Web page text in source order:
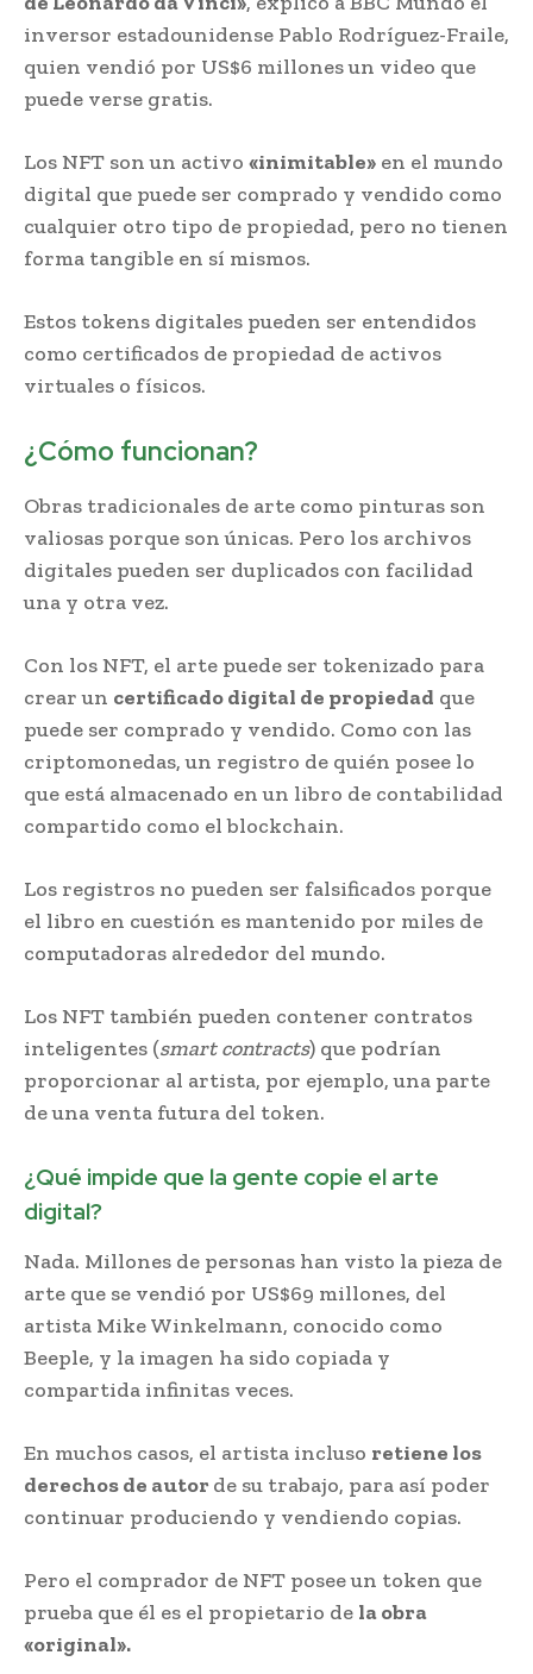
inversor estadounidense Pablo Rodríguez-Fraile,
quien vendió por US$6 millones un video que
puede verse gratis.
Los NFT son un activo «inimitable» en el mundo
digital que puede ser comprado y vendido como
cualquier otro tipo de propiedad, pero no tienen
forma tangible en sí mismos.
Estos tokens digitales pueden ser entendidos
como certificados de propiedad de activos
virtuales o físicos.
¿Cómo funcionan?
Obras tradicionales de arte como pinturas son
valiosas porque son únicas. Pero los archivos
digitales pueden ser duplicados con facilidad
una y otra vez.
Con los NFT, el arte puede ser tokenizado para
crear un certificado digital de propiedad que
puede ser comprado y vendido. Como con las
criptomonedas, un registro de quién posee lo
que está almacenado en un libro de contabilidad
compartido como el blockchain.
Los registros no pueden ser falsificados porque
el libro en cuestión es mantenido por miles de
computadoras alrededor del mundo.
Los NFT también pueden contener contratos
inteligentes (smart contracts) que podrían
proporcionar al artista, por ejemplo, una parte
de una venta futura del token.
¿Qué impide que la gente copie el arte
digital?
Nada. Millones de personas han visto la pieza de
arte que se vendió por US$69 millones, del
artista Mike Winkelmann, conocido como
Beeple, y la imagen ha sido copiada y
compartida infinitas veces.
En muchos casos, el artista incluso retiene los
derechos de autorde su trabajo, para así poder
continuar produciendo y vendiendo copias.
Pero el comprador de NFT posee un token que
prueba que él es el propietario de la obra
«original».